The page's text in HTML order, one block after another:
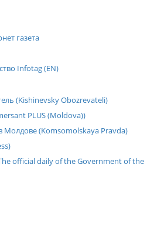
газета
Infotag (EN)
(Kishinevsky Obozrevateli)
PLUS (Moldova))
Молдове (Komsomolskaya Pravda)
official daily of the Government of the